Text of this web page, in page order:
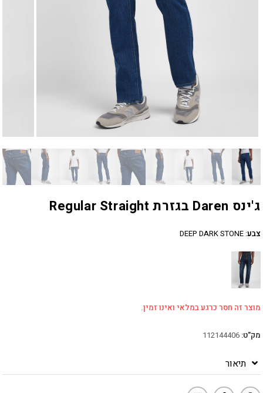
ג'ינס Daren בגזרת Regular Straight
צבע:
DEEP DARK STONE
מוצר זה חסר כרגע במלאי ואינו זמין.
מק"ט:112144406
תיאור